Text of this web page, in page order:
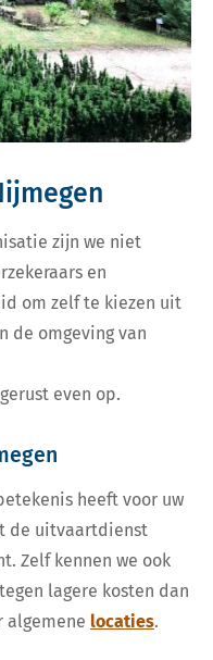
zijn we niet
en
om zelf te kiezen uit
de omgeving van
even op.
heeft voor uw
de uitvaartdienst
Zelf kennen we ook
lagere kosten dan
algemene locaties.